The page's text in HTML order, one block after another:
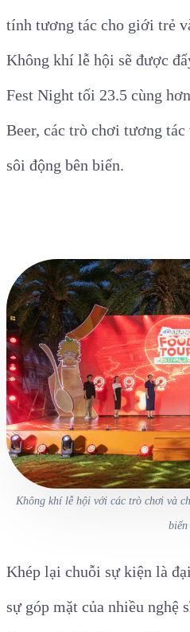
tính tương tác cho giới trẻ
Không khí lễ hội sẽ được
Fest Night tối 23.5 cùng
Beer, các trò chơi tương
sôi động bên biển.
Không khí lễ hội với các trò chơi và
biển
Khép lại chuỗi sự kiện là
sự góp mặt của nhiều nghệ